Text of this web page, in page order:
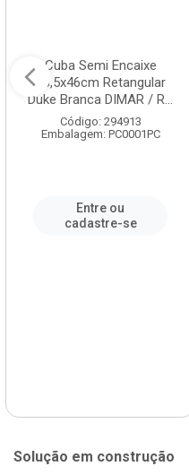
Cuba Semi Encaixe
58,5x46cm Retangular
Duke Branca DIMAR / R...
Código: 294913
Embalagem: PC0001PC
Entre ou
cadastre-se
Solução em construção